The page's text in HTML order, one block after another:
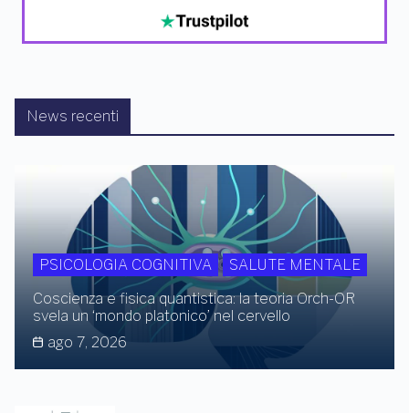
News recenti
PSICOLOGIA COGNITIVA
SALUTE MENTALE
Coscienza e fisica quantistica: la teoria Orch-OR
svela un ‘mondo platonico’ nel cervello
ago 7, 2026